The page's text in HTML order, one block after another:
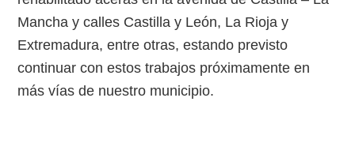
Mancha y calles Castilla y León, La Rioja y
Extremadura, entre otras, estando previsto
continuar con estos trabajos próximamente en
más vías de nuestro municipio.